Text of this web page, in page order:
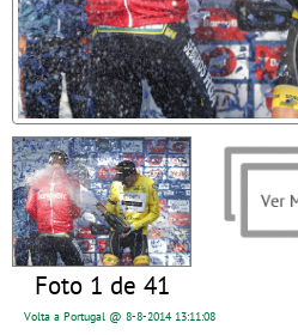
Foto 1 de 41
Volta a Portugal @ 8-8-2014 13:11:08